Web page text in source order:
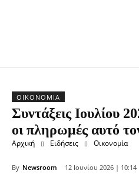
ΟΙΚΟΝΟΜΊΑ
Συντάξεις Ιουλίου
οι πληρωμές αυτό
Αρχική Ειδήσεις Οικονομία
By Newsroom 12 Ιουνίου 2026 | 10:14